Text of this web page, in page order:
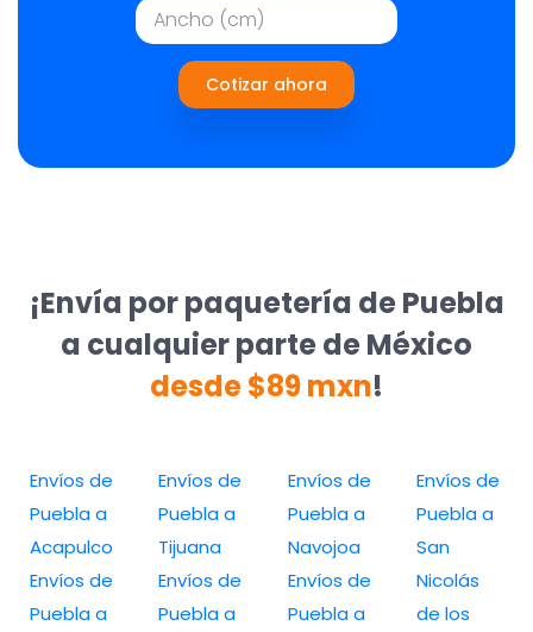
Cotizar ahora
¡Envía por paquetería de Puebla
a cualquier parte de México
desde $89 mxn!
Envíos de
Puebla a
Acapulco
Envíos de
Puebla a
Envíos de
Puebla a
Tijuana
Envíos de
Puebla a
Envíos de
Puebla a
Navojoa
Envíos de
Puebla a
Envíos de
Puebla a
San
Nicolás
de los